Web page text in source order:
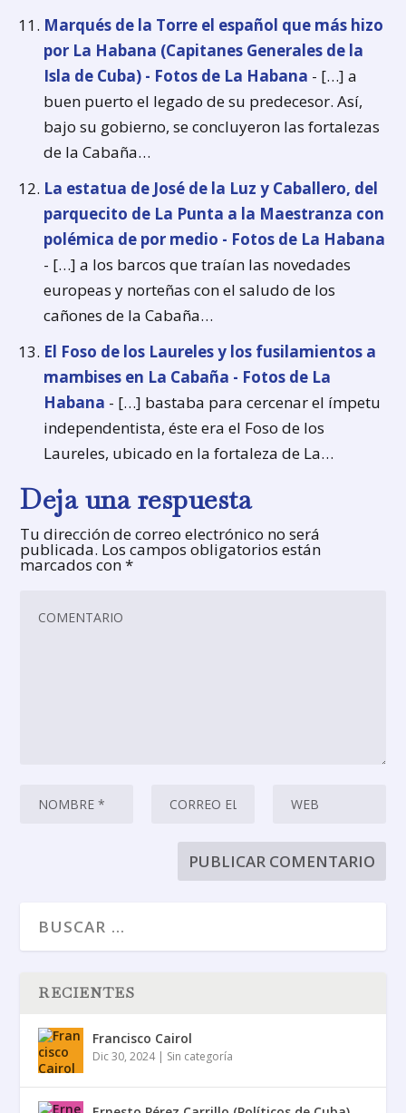
Marqués de la Torre el español que más hizo
por La Habana (Capitanes Generales de la
Isla de Cuba) - Fotos de La Habana - […] a
buen puerto el legado de su predecesor. Así,
bajo su gobierno, se concluyeron las fortalezas
de la Cabaña…
La estatua de José de la Luz y Caballero, del
parquecito de La Punta a la Maestranza con
polémica de por medio - Fotos de La Habana
- […] a los barcos que traían las novedades
europeas y norteñas con el saludo de los
cañones de la Cabaña…
El Foso de los Laureles y los fusilamientos a
mambises en La Cabaña - Fotos de La
Habana - […] bastaba para cercenar el ímpetu
independentista, éste era el Foso de los
Laureles, ubicado en la fortaleza de La…
Deja una respuesta
Tu dirección de correo electrónico no será
publicada. Los campos obligatorios están
marcados con*
RECIENTES
Francisco Cairol
Dic 30, 2024| Sin categoría